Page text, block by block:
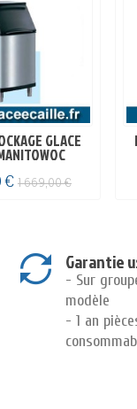
GLACE
€ 1 669,00 €
Garantie
- Sur
modèle
- 1 an